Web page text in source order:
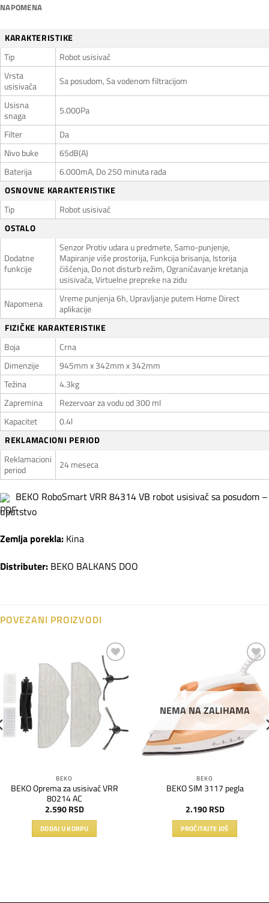
NAPOMENA
KARAKTERISTIKE
Tip
Robot usisivač
Vrsta
usisivača
Sa posudom, Sa vodenom filtracijom
Usisna
snaga
5.000Pa
Filter
Da
Nivo buke
65dB(A)
Baterija
6.000mA, Do 250 minuta rada
OSNOVNE KARAKTERISTIKE
Tip
Robot usisivač
OSTALO
Dodatne
funkcije
Senzor Protiv udara u predmete, Samo-punjenje,
Mapiranje više prostorija, Funkcija brisanja, Istorija
čišćenja, Do not disturb režim, Ograničavanje kretanja
usisivača, Virtuelne prepreke na zidu
Napomena
Vreme punjenja 6h, Upravljanje putem Home Direct
aplikacije
FIZIČKE KARAKTERISTIKE
Boja
Crna
Dimenzije
945mm x 342mm x 342mm
Težina
4.3kg
Zapremina
Rezervoar za vodu od 300 ml
Kapacitet
0.4l
REKLAMACIONI PERIOD
Reklamacioni
period
24 meseca
BEKO RoboSmart VRR 84314 VB robot usisivač sa posudom –
uputstvo
Zemlja porekla: Kina
Distributer: BEKO BALKANS DOO
POVEZANI PROIZVODI
Dodaj
na
listu
BEKO
BEKO Oprema za usisivač VRR
80214 AC
2.590 RSD
DODAJ U KORPU
Dodaj
listu
NEMA NA ZALIHAMA
BEKO
BEKO SIM 3117 pegla
2.190 RSD
PROČITAJTE JOŠ